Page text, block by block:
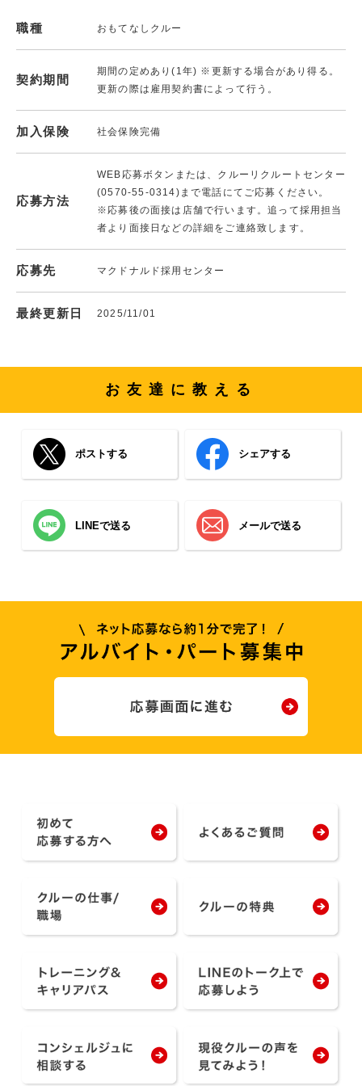
職種 おもてなしクルー
契約期間
期間の定めあり(1年) ※更新する場合があり得る。
更新の際は雇用契約書によって行う。
加入保険 社会保険完備
応募方法
WEB応募ボタンまたは、クルーリクルートセンター
(0570-55-0314)まで電話にてご応募ください。
※応募後の面接は店舗で行います。追って採用担当
者より面接日などの詳細をご連絡致します。
応募先 マクドナルド採用センター
最終更新日 2025/11/01
お友達に教える
ポストする シェアする
LINEで送る メールで送る